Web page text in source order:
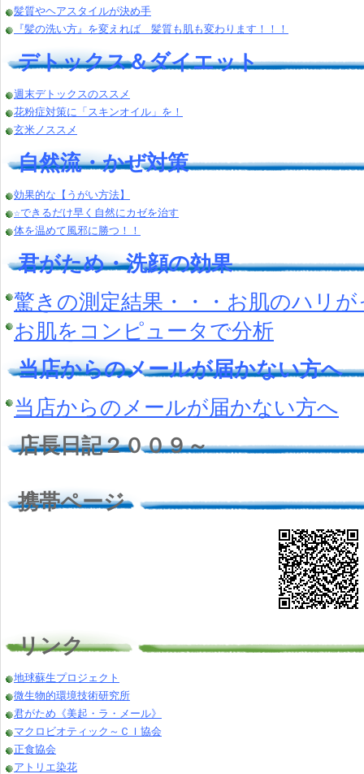
髪質やヘアスタイルが決め手
『髪の洗い方』を変えれば 髪質も肌も変わります！！！
デトックス＆ダイエット
週末デトックスのススメ
花粉症対策に「スキンオイル」を！
玄米ノススメ
自然流・かぜ対策
効果的な【うがい方法】
☆できるだけ早く自然にカゼを治す
体を温めて風邪に勝つ！！
君がため・洗顔の効果
驚きの測定結果・・・お肌のハリが
お肌をコンピュータで分析
当店からのメールが届かない方へ
当店からのメールが届かない方へ
店長日記２００９～
携帯ページ
リンク
地球蘇生プロジェクト
微生物的環境技術研究所
君がため《美起・ラ・メール》
マクロビオティック～ＣＩ協会
正食協会
アトリエ染花